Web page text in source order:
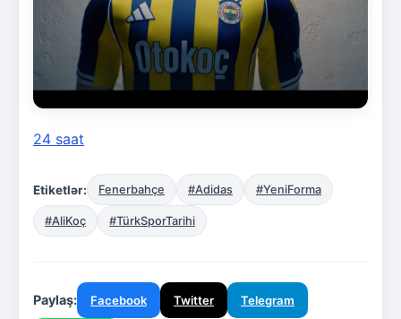
24 saat
Etiketlər: Fenerbahçe #Adidas #YeniForma
#AliKoç #TürkSporTarihi
Paylaş: Facebook Twitter Telegram